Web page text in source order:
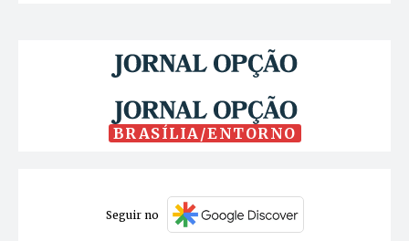
BRASÍLIA/ENTORNO
Seguir no